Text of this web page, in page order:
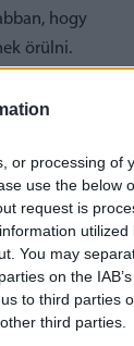
or processing of
use the below
request is
You may
on the
to third parties
third parties.
hogy
örülni.